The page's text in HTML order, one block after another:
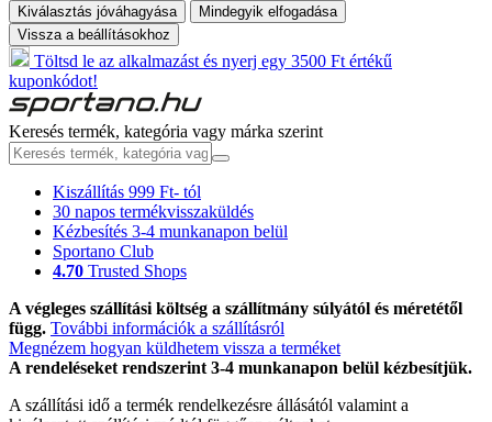
Kiválasztás jóváhagyása
Mindegyik elfogadása
Vissza a beállításokhoz
Töltsd le az alkalmazást és nyerj egy 3500 Ft értékű
kuponkódot!
Keresés termék, kategória vagy márka szerint
Kiszállítás 999 Ft- tól
30 napos termékvisszaküldés
Kézbesítés 3-4 munkanapon belül
Sportano Club
4.70 Trusted Shops
A végleges szállítási költség a szállítmány súlyától és méretétől
függ. További információk a szállításról
Megnézem hogyan küldhetem vissza a terméket
A rendeléseket rendszerint 3-4 munkanapon belül kézbesítjük.
A szállítási idő a termék rendelkezésre állásától valamint a